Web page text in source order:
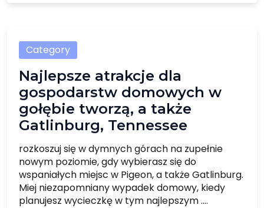
Category
Najlepsze atrakcje dla
gospodarstw domowych w
gołębie tworzą, a także
Gatlinburg, Tennessee
rozkoszuj się w dymnych górach na zupełnie
nowym poziomie, gdy wybierasz się do
wspaniałych miejsc w Pigeon, a także Gatlinburg.
Miej niezapomniany wypadek domowy, kiedy
planujesz wycieczkę w tym najlepszym ....